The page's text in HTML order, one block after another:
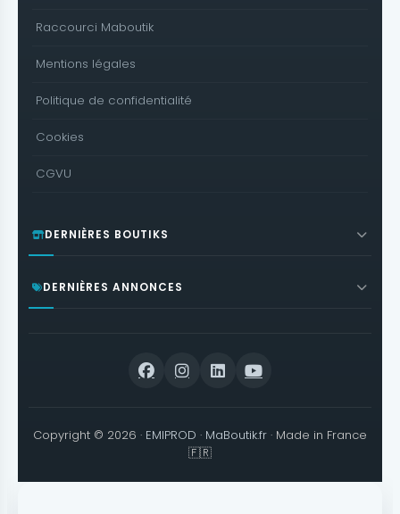
Raccourci Maboutik
Mentions légales
Politique de confidentialité
Cookies
CGVU
DERNIÈRES BOUTIKS
DERNIÈRES ANNONCES
Copyright © 2026 · EMIPROD · MaBoutik.fr · Made in France
🇫🇷